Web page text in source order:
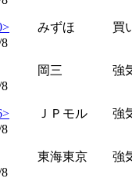
みずほ
岡三
ＪＰモル
海東京